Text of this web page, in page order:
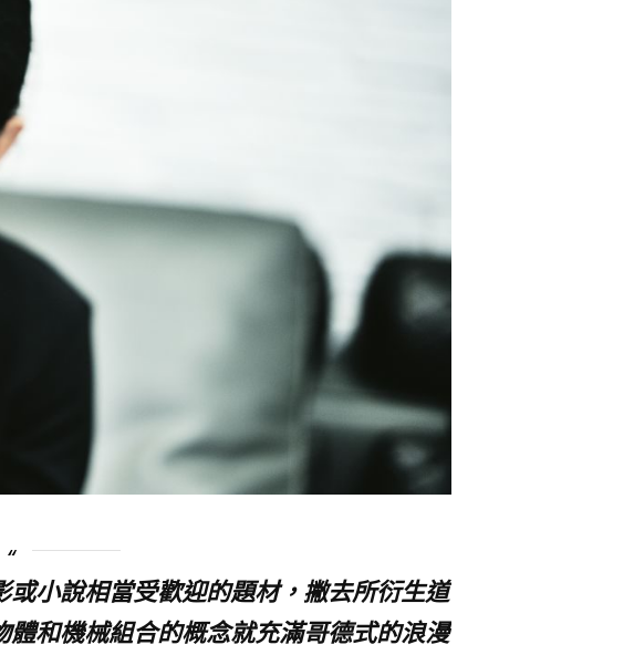
小說相當受歡迎的題材，撇去所衍生道
和機械組合的概念就充滿哥德式的浪漫